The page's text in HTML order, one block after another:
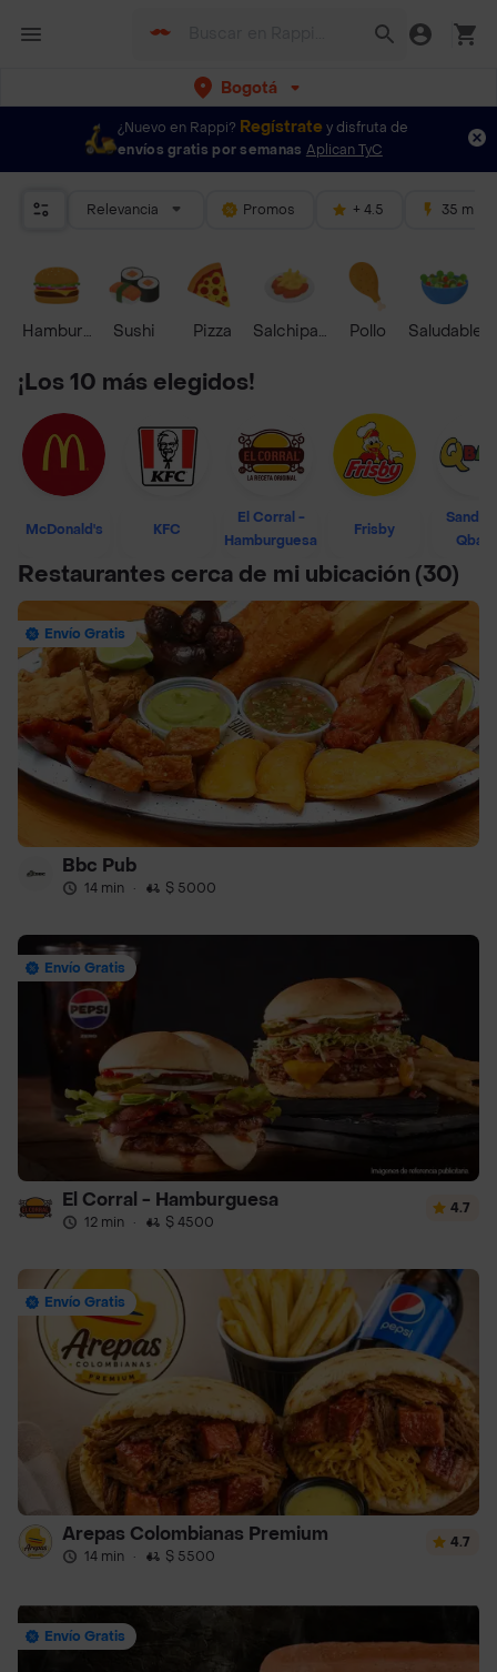
Bogotá
¿Nuevo en Rappi? Regístrate y disfruta de
envíos gratis por semanas Aplican TyC
Relevancia Promos + 4.5 35 mins
HamburguesaSushi Pizza Salchipapas Pollo Saludable
¡Los 10 más elegidos!
McDonald's KFC
El Corral -
Hamburguesa
Frisby
Restaurantes cerca de mi ubicación (30)
Envío Gratis
Bbc Pub
14 min · $ 5000
Envío Gratis
El Corral - Hamburguesa
12 min · $ 4500
4.7
Envío Gratis
Arepas Colombianas Premium
14 min · $ 5500
4.7
Envío Gratis